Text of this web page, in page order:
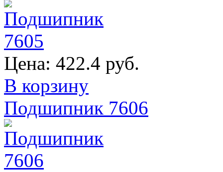
Цена: 422.4 руб.
В корзину
Подшипник 7606